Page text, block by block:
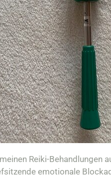
Reiki-Behandlungen
emotionale